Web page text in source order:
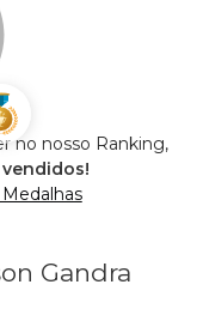
no nosso Ranking,
Gandra